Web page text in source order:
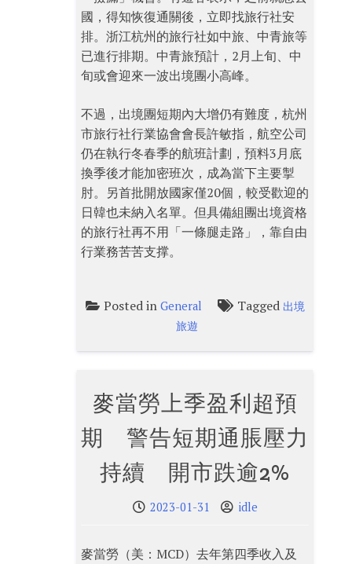
國，得知恢復通關後，立即找旅行社安
排。浙江杭州的旅行社如中旅、中青旅等
已進行排期。中青旅預計，2月上旬、中
旬或會迎來一波出境團小高峰。
不過，出境團短期內大增仍有難度，杭州
市旅行社行業協會會長許敏指，航空公司
仍在執行冬春季的航班計劃，預料3月底
換季後才能加密班次，成為當下主要掣
肘。另首批開放國家僅20個，較受歡迎的
日韓也未納入名單。但具備組團出境資格
的旅行社再不用「一條腿走路」，靠自由
行業務苦苦支撑。
Posted in General Tagged 出境
旅遊
麥當勞上季盈利超預
期 警告短期通脹壓力
持續 開市跌逾2%
2023-01-31 idle
麥當勞（美：MCD）去年第四季收入及